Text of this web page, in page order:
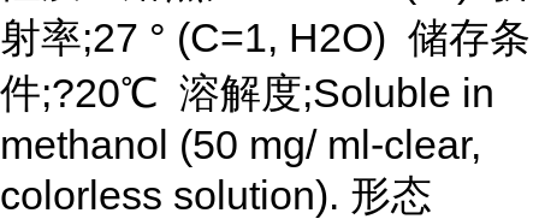
射率;27 ° (C=1, H2O) 储存条
件;?20℃ 溶解度;Soluble in
methanol (50 mg/ ml-clear,
colorless solution). 形态